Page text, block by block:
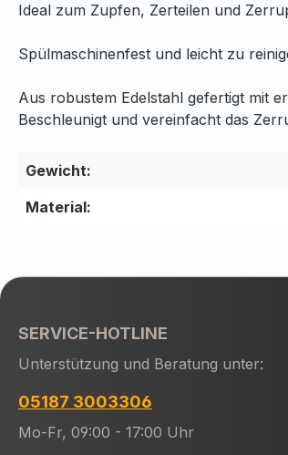
Ideal zum Zupfen, Zerteilen und
Spülmaschinenfest und leicht zu
Aus robustem Edelstahl gefertigt mit
Beschleunigt und vereinfacht das
Gewicht:
Material:
SERVICE-HOTLINE
Unterstützung und Beratung unter:
05187 3003306
Mo-Fr, 09:00 - 17:00 Uhr